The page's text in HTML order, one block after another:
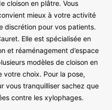
cloison en plâtre. Vous
mieux à votre activité
discrétion pour vos patients.
Elle est spécialisée en
et réaménagement d’espace
modèles de cloison en
votre choix. Pour la pose,
vous tranquilliser sachez que
contre les xylophages.